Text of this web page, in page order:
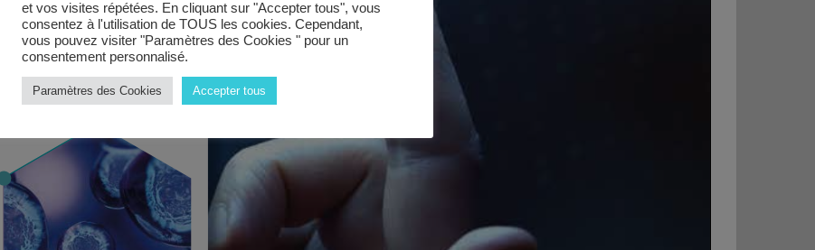
et vos visites répétées. En cliquant sur "Accepter tous", vous
consentez à l'utilisation de TOUS les cookies. Cependant,
vous pouvez visiter "Paramètres des Cookies " pour un
consentement personnalisé.
Paramètres des Cookies Accepter tous